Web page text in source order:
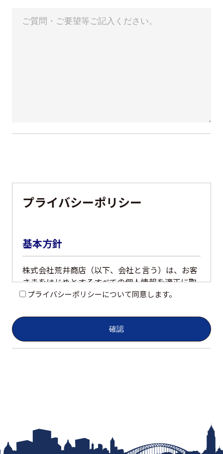
プライバシーポリシーについて同意します。